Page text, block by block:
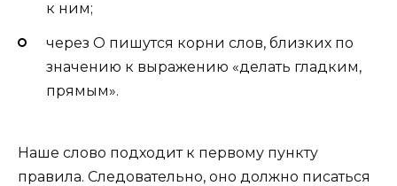
к ним;
через О пишутся корни слов, близких по
значению к выражению «делать гладким,
прямым».
Наше слово подходит к первому пункту
правила. Следовательно, оно должно писаться